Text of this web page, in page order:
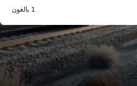
1 بالغون